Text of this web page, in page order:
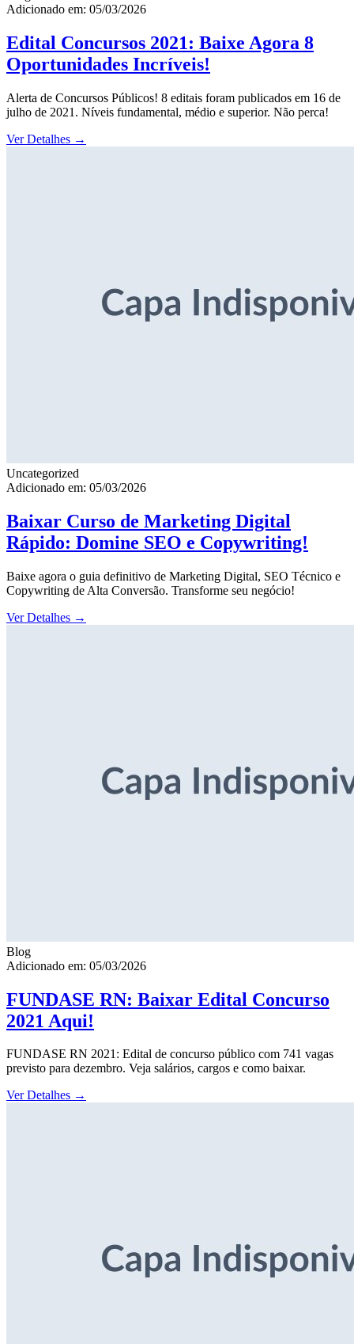
Adicionado em: 05/03/2026
Edital Concursos 2021: Baixe Agora 8
Oportunidades Incríveis!
Alerta de Concursos Públicos! 8 editais foram publicados em 16 de
julho de 2021. Níveis fundamental, médio e superior. Não perca!
Ver Detalhes →
Uncategorized
Adicionado em: 05/03/2026
Baixar Curso de Marketing Digital
Rápido: Domine SEO e Copywriting!
Baixe agora o guia definitivo de Marketing Digital, SEO Técnico e
Copywriting de Alta Conversão. Transforme seu negócio!
Ver Detalhes →
Blog
Adicionado em: 05/03/2026
FUNDASE RN: Baixar Edital Concurso
2021 Aqui!
FUNDASE RN 2021: Edital de concurso público com 741 vagas
previsto para dezembro. Veja salários, cargos e como baixar.
Ver Detalhes →